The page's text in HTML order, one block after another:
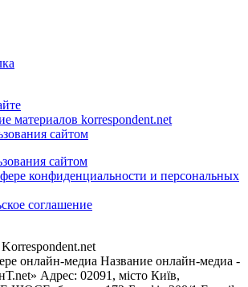
материалов korrespondent.net
сайтом
сайтом
конфиденциальности и персональных
соглашение
онлайн-медиа Название онлайн-медиа -
Адрес: 02091, місто Київ,